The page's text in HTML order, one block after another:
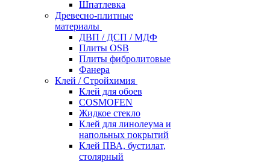
Шпатлевка
Древесно-плитные
материалы
ДВП / ДСП / МДФ
Плиты OSB
Плиты фибролитовые
Фанера
Клей / Стройхимия
Клей для обоев
COSMOFEN
Жидкое стекло
Клей для линолеума и
напольных покрытий
Клей ПВА, бустилат,
столярный